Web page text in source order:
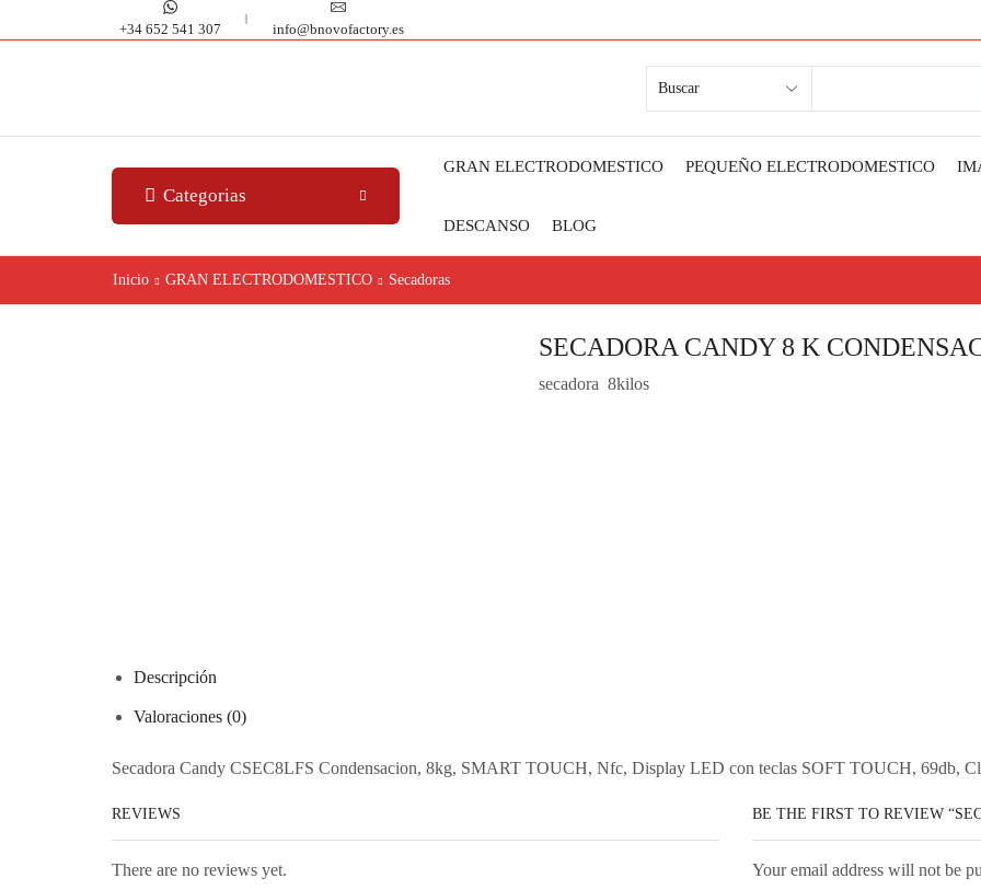
+34 652 541 307 info@bnovofactory.es
Categorias
GRAN ELECTRODOMESTICO PEQUEÑO ELECTRODOMESTICO
DESCANSO BLOG
Inicio GRAN ELECTRODOMESTICO Secadoras
SECADORA CANDY 8 K
secadora 8kilos
Descripción
Valoraciones (0)
Secadora Candy CSEC8LFS Condensacion, 8kg, SMART TOUCH, Nfc, Display LED con teclas SOFT TOUCH, 69db,
REVIEWS
There are no reviews yet.
BE THE FIRST TO REVIEW
Your email address will not be